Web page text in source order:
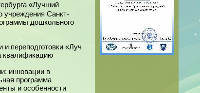
«Лучший
учреждения Санкт-
дошкольного
переподготовки «Луч
квалификацию
инновации в
программа
и особенности